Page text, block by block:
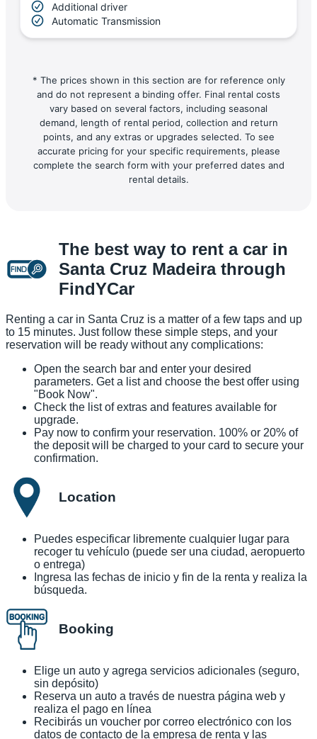
Additional driver
Automatic Transmission
* The prices shown in this section are for reference only
and do not represent a binding offer. Final rental costs
vary based on several factors, including seasonal
demand, length of rental period, collection and return
points, and any extras or upgrades selected. To see
accurate pricing for your specific requirements, please
complete the search form with your preferred dates and
rental details.
The best way to rent a car in
Santa Cruz Madeira through
FindYCar
Renting a car in Santa Cruz is a matter of a few taps and up
to 15 minutes. Just follow these simple steps, and your
reservation will be ready without any complications:
Open the search bar and enter your desired
parameters. Get a list and choose the best offer using
"Book Now".
Check the list of extras and features available for
upgrade.
Pay now to confirm your reservation. 100% or 20% of
the deposit will be charged to your card to secure your
confirmation.
Location
Puedes especificar libremente cualquier lugar para
recoger tu vehículo (puede ser una ciudad, aeropuerto
o entrega)
Ingresa las fechas de inicio y fin de la renta y realiza la
búsqueda.
Booking
Elige un auto y agrega servicios adicionales (seguro,
sin depósito)
Reserva un auto a través de nuestra página web y
realiza el pago en línea
Recibirás un voucher por correo electrónico con los
datos de contacto de la empresa de renta y las